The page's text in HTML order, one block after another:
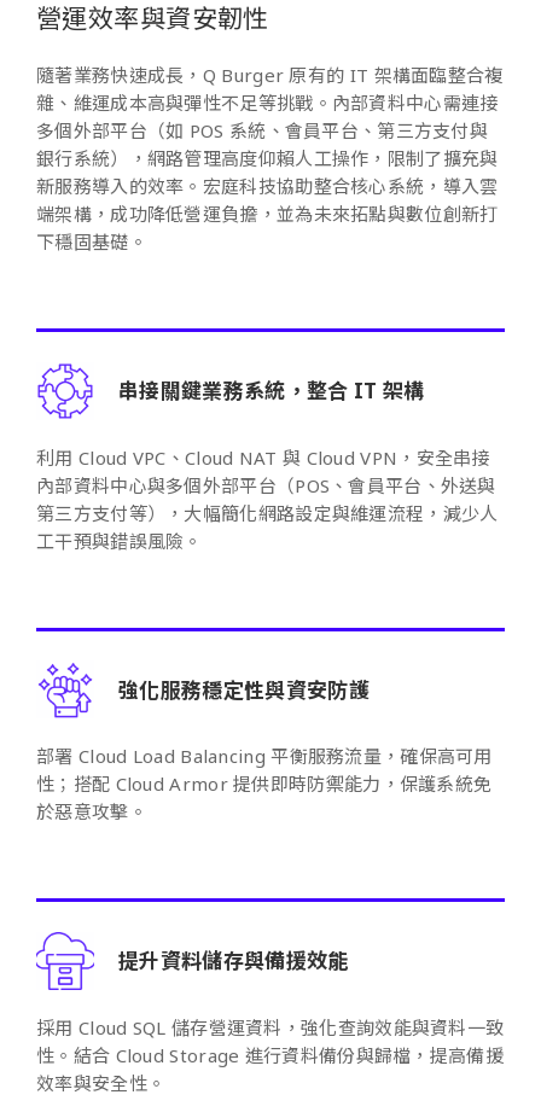
營運效率與資安韌性
隨著業務快速成長，Q Burger 原有的 IT 架構面臨整合複
雜、維運成本高與彈性不足等挑戰。內部資料中心需連接
多個外部平台（如 POS 系統、會員平台、第三方支付與
銀行系統），網路管理高度仰賴人工操作，限制了擴充與
新服務導入的效率。宏庭科技協助整合核心系統，導入雲
端架構，成功降低營運負擔，並為未來拓點與數位創新打
下穩固基礎。
串接關鍵業務系統，整合 IT 架構
利用 Cloud VPC、Cloud NAT 與 Cloud VPN，安全串接
內部資料中心與多個外部平台（POS、會員平台、外送與
第三方支付等），大幅簡化網路設定與維運流程，減少人
工干預與錯誤風險。
強化服務穩定性與資安防護
部署 Cloud Load Balancing 平衡服務流量，確保高可用
性；搭配 Cloud Armor 提供即時防禦能力，保護系統免
於惡意攻擊。
提升資料儲存與備援效能
採用 Cloud SQL 儲存營運資料，強化查詢效能與資料一致
性。結合 Cloud Storage 進行資料備份與歸檔，提高備援
效率與安全性。